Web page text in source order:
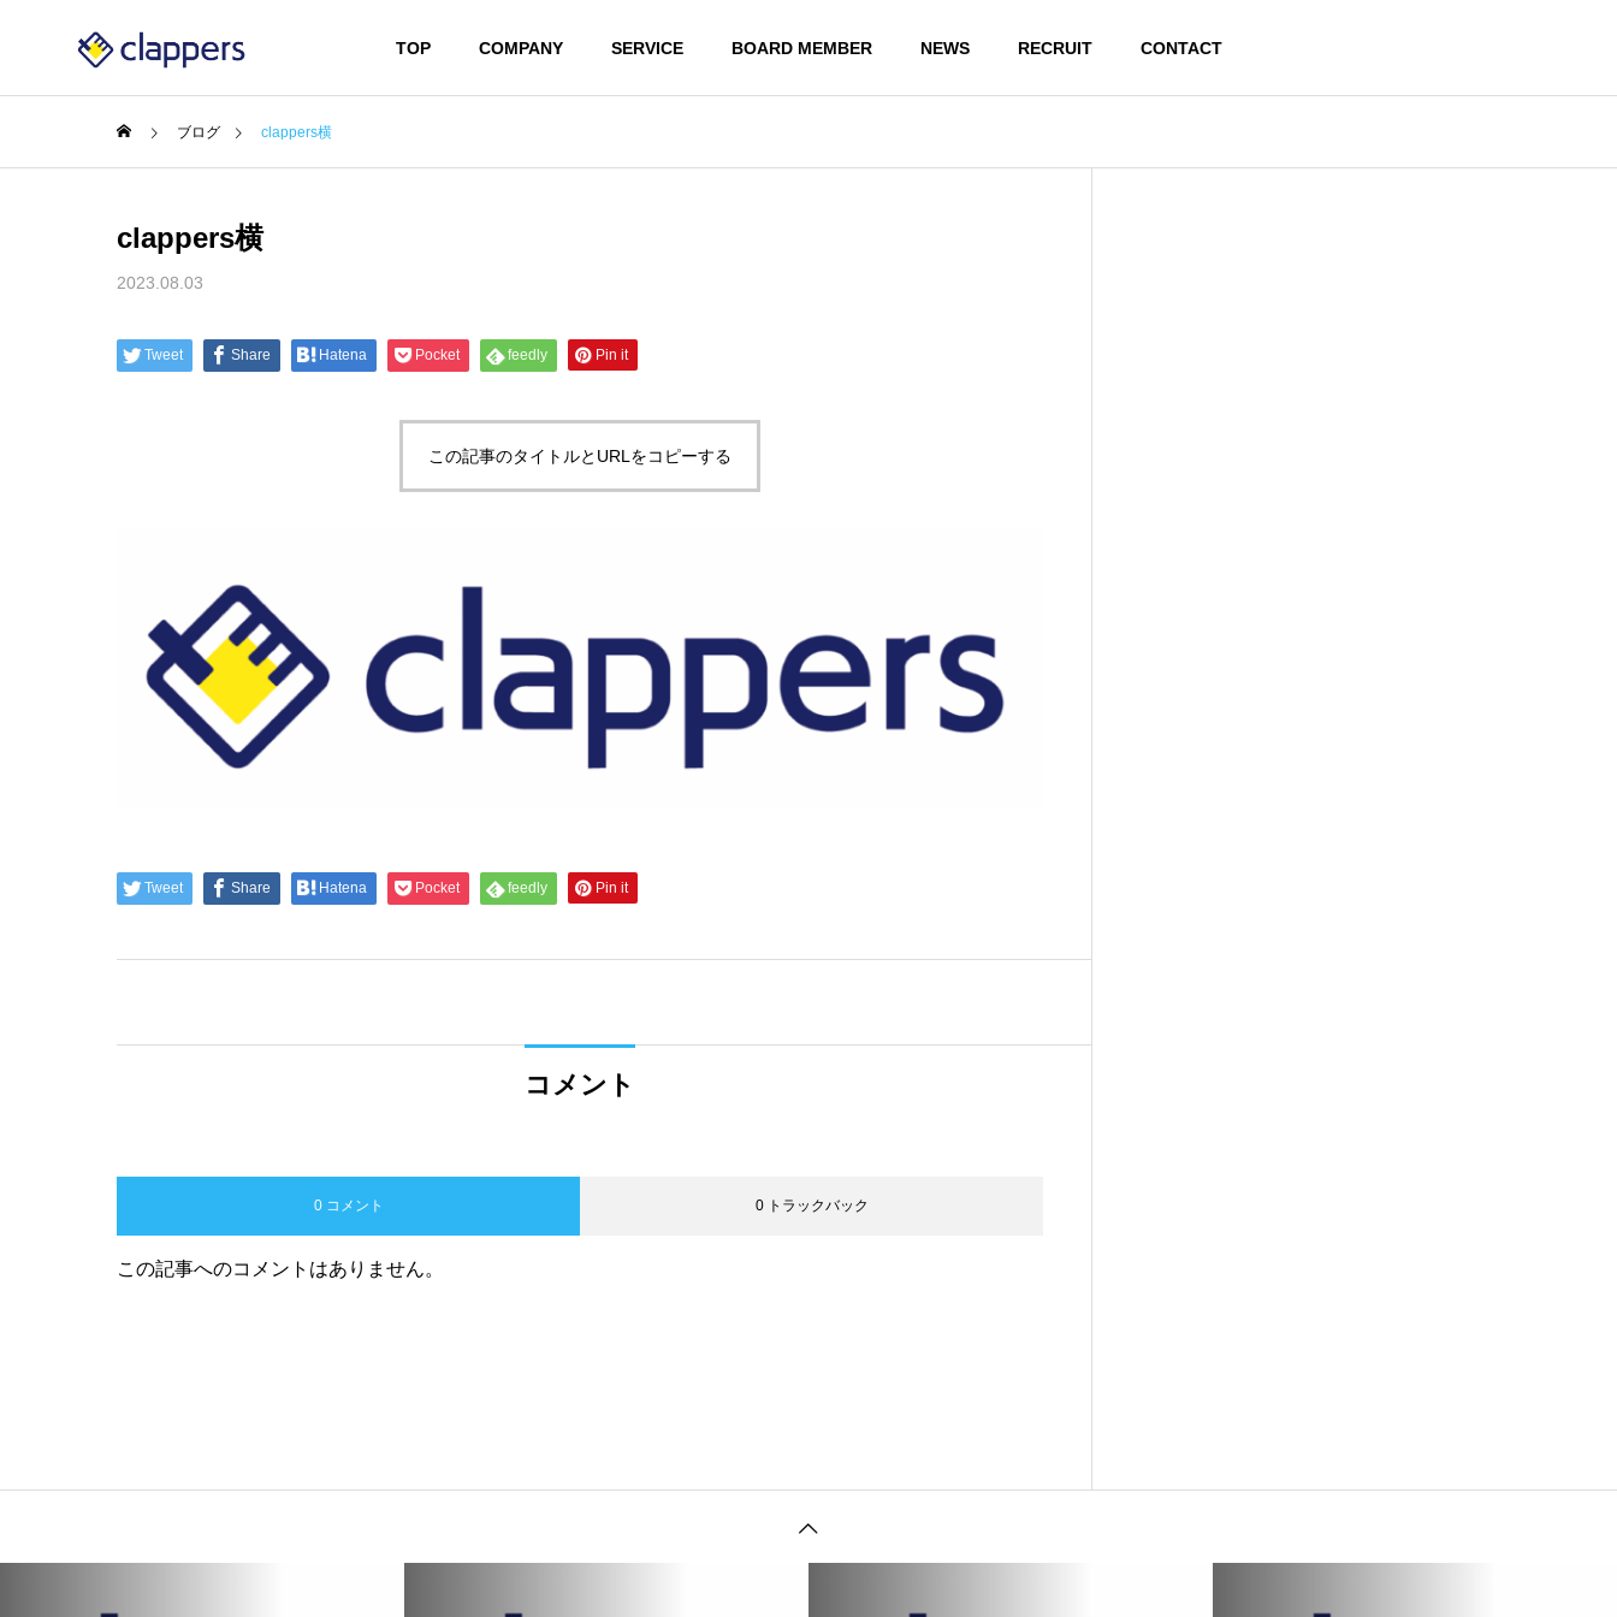
TOP COMPANY SERVICE BOARD MEMBER NEWS RECRUIT CONTACT
ブログ clappers横
clappers横
2023.08.03
Tweet Share Hatena Pocket feedly Pin it
この記事のタイトルとURLをコピーする
Tweet Share Hatena Pocket feedly Pin it
コメント
0 コメント 0 トラックバック
この記事へのコメントはありません。